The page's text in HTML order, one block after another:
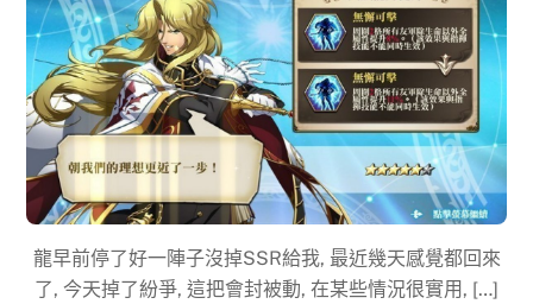
龍早前停了好一陣子沒掉SSR給我, 最近幾天感覺都回來
了, 今天掉了紛爭, 這把會封被動, 在某些情況很實用, […]